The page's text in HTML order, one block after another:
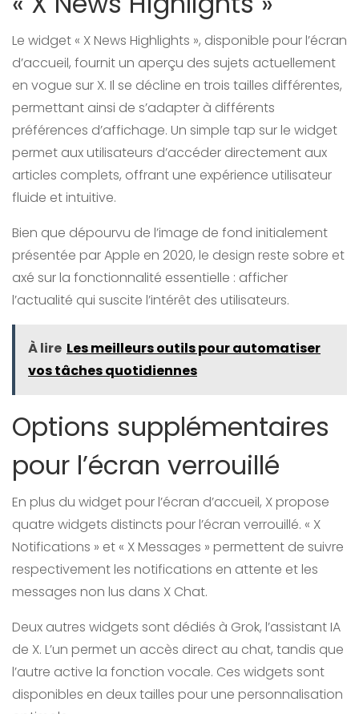
Le widget « X News Highlights », disponible pour l’écran
d’accueil, fournit un aperçu des sujets actuellement
en vogue sur X. Il se décline en trois tailles différentes,
permettant ainsi de s’adapter à différents
préférences d’affichage. Un simple tap sur le widget
permet aux utilisateurs d’accéder directement aux
articles complets, offrant une expérience utilisateur
fluide et intuitive.
Bien que dépourvu de l’image de fond initialement
présentée par Apple en 2020, le design reste sobre et
axé sur la fonctionnalité essentielle : afficher
l’actualité qui suscite l’intérêt des utilisateurs.
À lire Les meilleurs outils pour automatiser
vos tâches quotidiennes
Options supplémentaires
pour l’écran verrouillé
En plus du widget pour l’écran d’accueil, X propose
quatre widgets distincts pour l’écran verrouillé. « X
Notifications » et « X Messages » permettent de suivre
respectivement les notifications en attente et les
messages non lus dans X Chat.
Deux autres widgets sont dédiés à Grok, l’assistant IA
de X. L’un permet un accès direct au chat, tandis que
l’autre active la fonction vocale. Ces widgets sont
disponibles en deux tailles pour une personnalisation